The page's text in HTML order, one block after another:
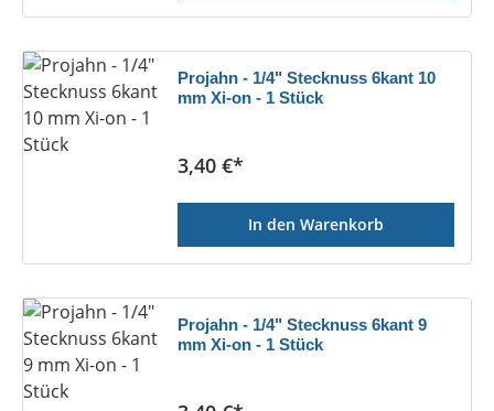
Projahn - 1/4" Stecknuss 6kant 10
mm Xi-on - 1 Stück
Regulärer Preis:
3,40 €*
In den Warenkorb
Projahn - 1/4" Stecknuss 6kant 9
mm Xi-on - 1 Stück